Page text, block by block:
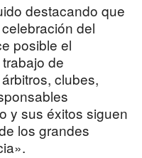
destacando que
del
posible el
de
clubes,
y sus éxitos siguen
los grandes